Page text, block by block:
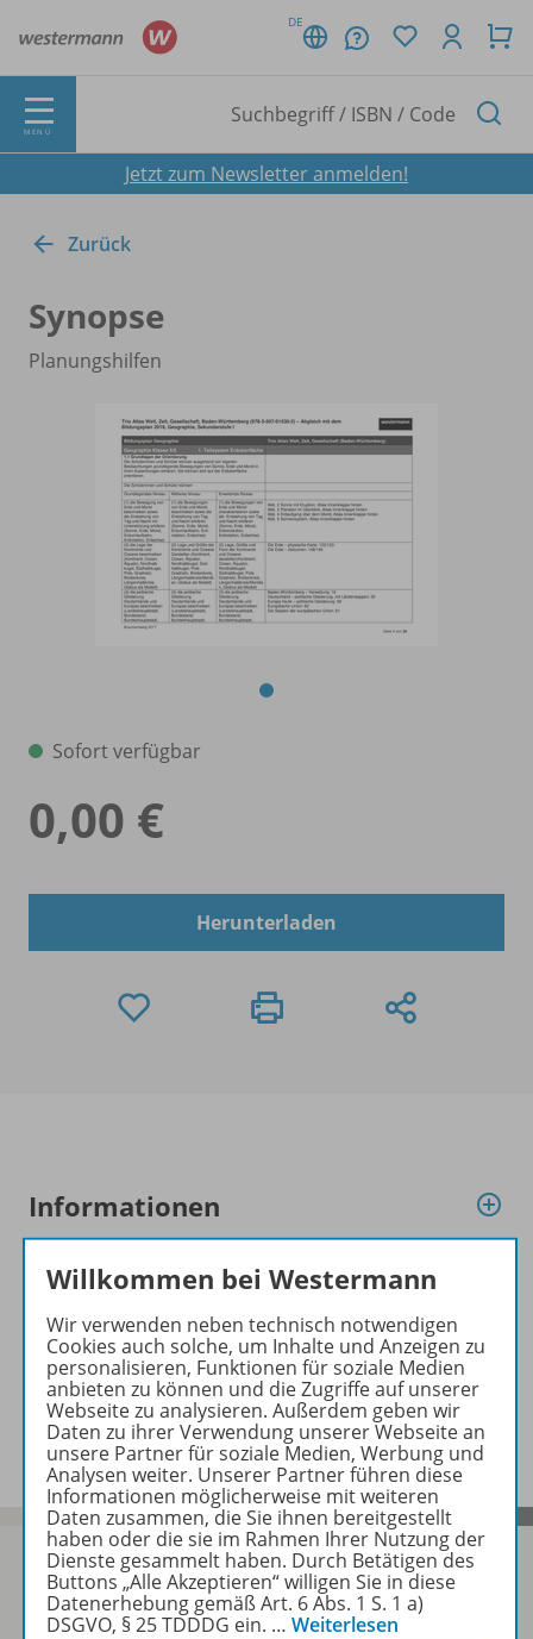
DE
MENÜ
Jetzt zum Newsletter anmelden!
Zurück
Synopse
Planungshilfen
Sofort verfügbar
0,00 €
Herunterladen
Informationen
Beschreibung
Planungshilfen zu folgenden
Werken
Sofort profitieren
Willkommen bei Westermann
Wir verwenden neben technisch notwendigen
Cookies auch solche, um Inhalte und Anzeigen zu
personalisieren, Funktionen für soziale Medien
anbieten zu können und die Zugriffe auf unserer
Webseite zu analysieren. Außerdem geben wir
Daten zu ihrer Verwendung unserer Webseite an
unsere Partner für soziale Medien, Werbung und
Analysen weiter. Unserer Partner führen diese
Informationen möglicherweise mit weiteren
Daten zusammen, die Sie ihnen bereitgestellt
haben oder die sie im Rahmen Ihrer Nutzung der
Dienste gesammelt haben. Durch Betätigen des
Buttons „Alle Akzeptieren“ willigen Sie in diese
Datenerhebung gemäß Art. 6 Abs. 1 S. 1 a)
DSGVO, § 25 TDDDG ein. … Weiterlesen